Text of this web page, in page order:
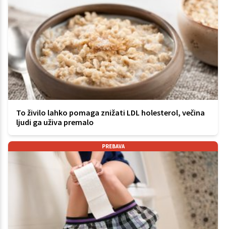
To živilo lahko pomaga znižati LDL holesterol, večina
ljudi ga uživa premalo
PREBAVA